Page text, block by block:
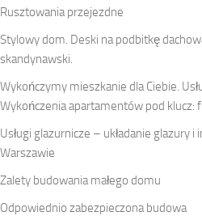
Rusztowania przejezdne
Stylowy dom. Deski na podbitkę
skandynawski.
Wykończymy mieszkanie dla Ciebie.
Wykończenia apartamentów pod klucz:
Usługi glazurnicze – układanie glazury i
Warszawie
Zalety budowania małego domu
Odpowiednio zabezpieczona budowa